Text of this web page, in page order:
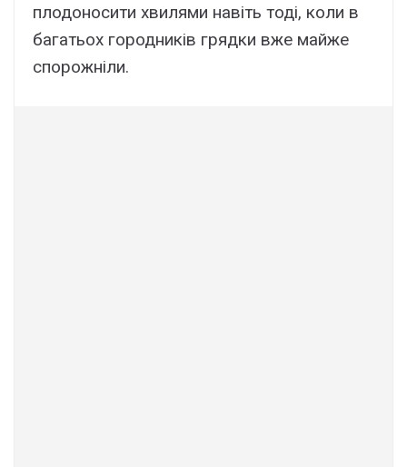
плодоносити хвилями навіть тоді, коли в
багатьох городників грядки вже майже
спорожніли.